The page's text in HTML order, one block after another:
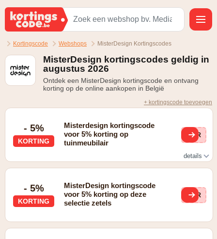
Kortingscode Webshops MisterDesign Kortingscodes
MisterDesign kortingscodes geldig in
augustus 2026
Ontdek een MisterDesign kortingscode en ontvang
korting op de online aankopen in België
+ kortingscode toevoegen
- 5%
KORTING
Misterdesign kortingscode
voor 5% korting op
tuinmeubilair
KOR
details
- 5%
KORTING
MisterDesign kortingscode
voor 5% korting op deze
selectie zetels
KOR